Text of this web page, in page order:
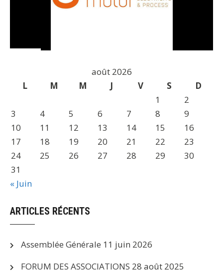
août 2026
L
M M J V S
D
1
2
3
4 5 6 7 8
9
10
11 12 13 14 15
16
17
18 19 20 21 22
23
24
25 26 27 28 29
30
31
« Juin
ARTICLES RÉCENTS
Assemblée Générale 11 juin 2026
FORUM DES ASSOCIATIONS 28 août 2025